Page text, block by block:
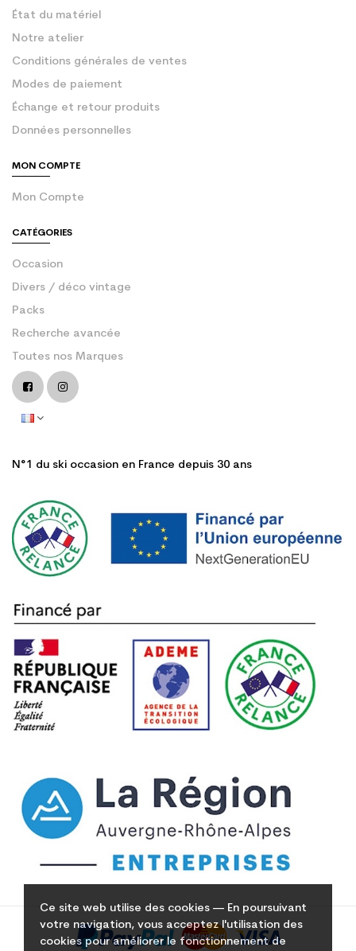
Ce site web utilise des cookies — En poursuivant
votre navigation, vous acceptez l'utilisation des
cookies pour améliorer le fonctionnement de
État du matériel
Notre atelier
Conditions générales de ventes
Modes de paiement
Échange et retour produits
Données personnelles
MON COMPTE
Mon Compte
CATÉGORIES
Occasion
Divers / déco vintage
Packs
Recherche avancée
Toutes nos Marques
N°1 du ski occasion en France depuis 30 ans